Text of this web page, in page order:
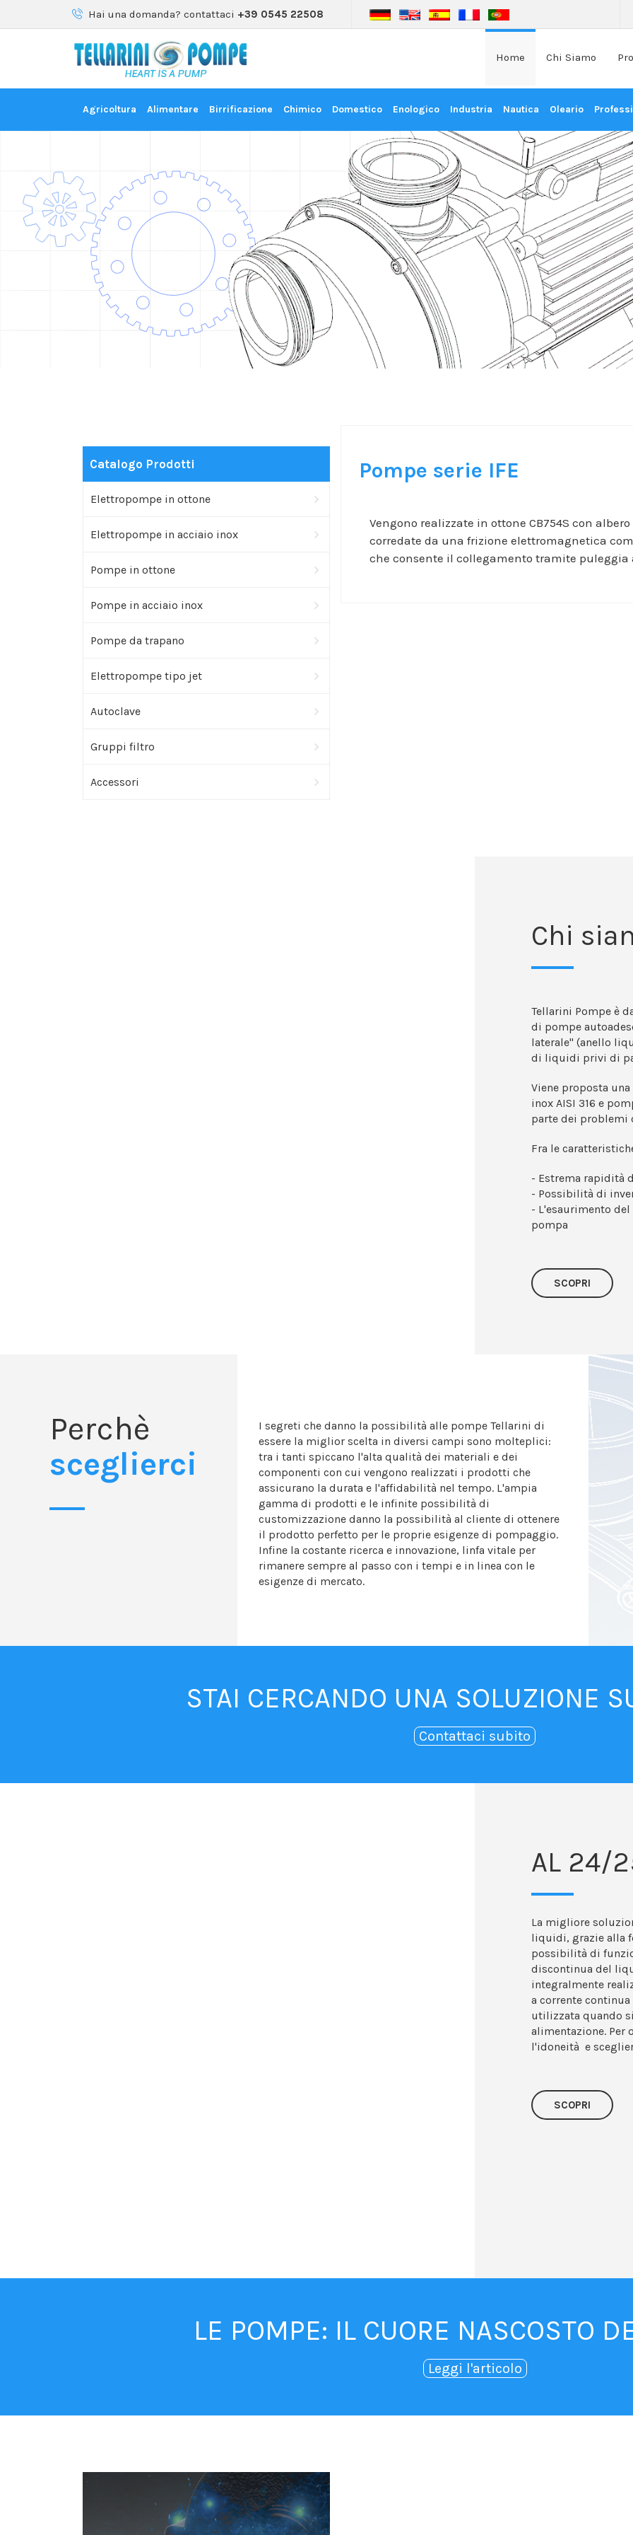
Hai una domanda? contattaci +39 0545 22508
Home Chi Siamo
Agricoltura Alimentare Birrificazione Chimico Domestico Enologico Industria Nautica Oleario
Catalogo Prodotti
Elettropompe in ottone
Elettropompe in acciaio inox
Pompe in ottone
Pompe in acciaio inox
Pompe da trapano
Elettropompe tipo jet
Autoclave
Gruppi filtro
Accessori
Pompe serie IFE
Vengono realizzate in ottone CB754S con
corredate da una frizione elettromagnetica
che consente il collegamento tramite
Chi
Tellarini Pompe è
di pompe
laterale" (anello
di liquidi privi di
Viene proposta
inox AISI 316 e
parte dei
Fra le
- Estrema rapidità
- Possibilità di
- L'esaurimento
pompa
SCOPRI
Perchè
sceglierci
I segreti che danno la possibilità alle pompe Tellarini di
essere la miglior scelta in diversi campi sono molteplici:
tra i tanti spiccano l'alta qualità dei materiali e dei
componenti con cui vengono realizzati i prodotti che
assicurano la durata e l'affidabilità nel tempo. L'ampia
gamma di prodotti e le infinite possibilità di
customizzazione danno la possibilità al cliente di ottenere
il prodotto perfetto per le proprie esigenze di pompaggio.
Infine la costante ricerca e innovazione, linfa vitale per
rimanere sempre al passo con i tempi e in linea con le
esigenze di mercato.
STAI CERCANDO UNA SOLUZIONE
Contattaci subito
AL 24/
La migliore
liquidi, grazie alla
possibilità di
discontinua del
integralmente
a corrente
utilizzata quando
alimentazione. Per
l'idoneità e
SCOPRI
LE POMPE: IL CUORE NASCOSTO
Leggi l'articolo